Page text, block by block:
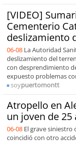
[VIDEO]
Cementerio
deslizamiento
06-08 La Autoridad
deslizamiento del
con desprendimiento
expuesto problemas
soypuertomontt
Atropello en
un joven de 25
06-08 El grave
coincidió con otro